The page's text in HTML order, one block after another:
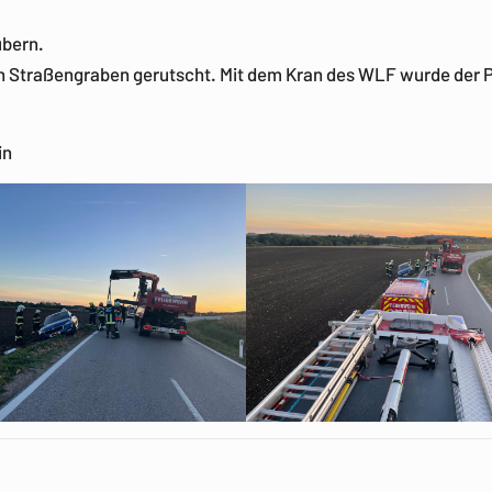
Straßengraben gerutscht. Mit dem Kran des WLF wurde